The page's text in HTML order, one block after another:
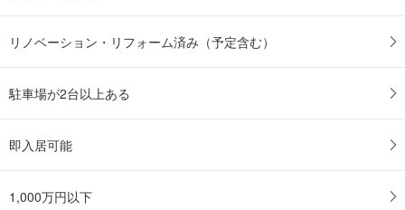
リノベーション・リフォーム済み（予定含む）
駐車場が2台以上ある
即入居可能
1,000万円以下